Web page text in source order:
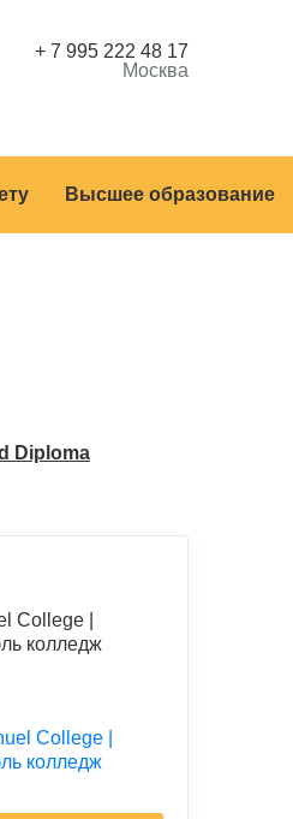
+ 7 995 222 48 17
Москва
Высшее образование
Diploma
College |
колледж